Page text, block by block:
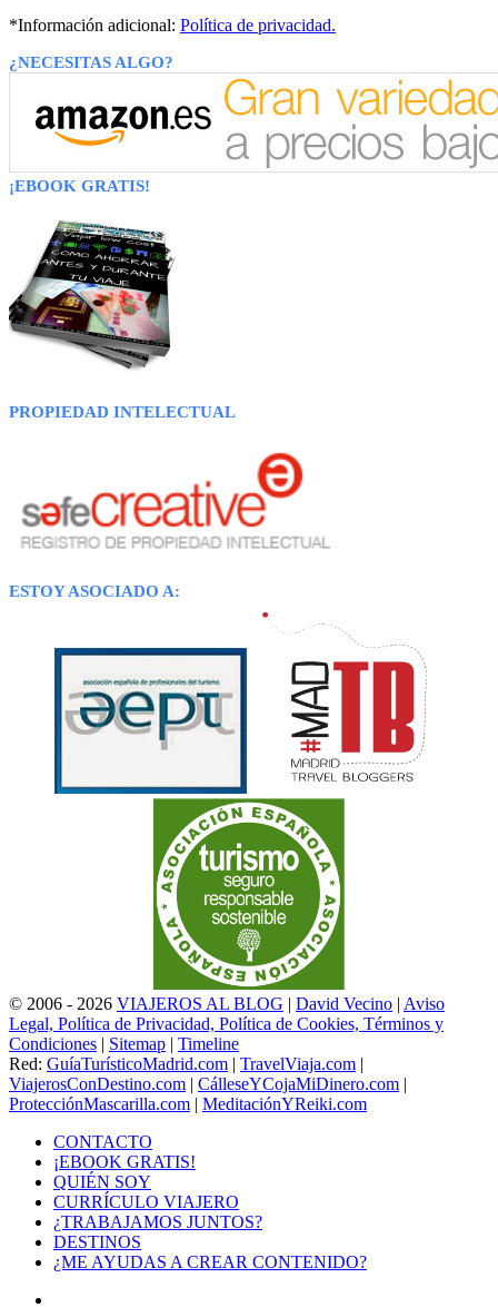
*Información adicional: Política de privacidad.
¿NECESITAS ALGO?
¡EBOOK GRATIS!
PROPIEDAD INTELECTUAL
ESTOY ASOCIADO A:
© 2006 - 2026 VIAJEROS AL BLOG | David Vecino | Aviso
Legal, Política de Privacidad, Política de Cookies, Términos y
Condiciones | Sitemap | Timeline
Red: GuíaTurísticoMadrid.com | TravelViaja.com |
ViajerosConDestino.com | CálleseYCojaMiDinero.com |
ProtecciónMascarilla.com | MeditaciónYReiki.com
CONTACTO
¡EBOOK GRATIS!
QUIÉN SOY
CURRÍCULO VIAJERO
¿TRABAJAMOS JUNTOS?
DESTINOS
¿ME AYUDAS A CREAR CONTENIDO?